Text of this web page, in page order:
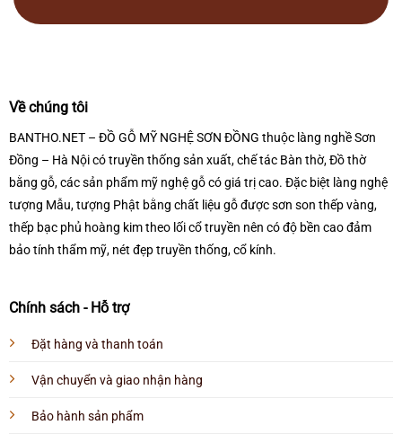
Về chúng tôi
BANTHO.NET – ĐỒ GỖ MỸ NGHỆ SƠN ĐỒNG thuộc làng nghề Sơn
Đồng – Hà Nội có truyền thống sản xuất, chế tác Bàn thờ, Đồ thờ
bằng gỗ, các sản phẩm mỹ nghệ gỗ có giá trị cao. Đặc biệt làng nghệ
tượng Mẫu, tượng Phật bằng chất liệu gỗ được sơn son thếp vàng,
thếp bạc phủ hoàng kim theo lối cổ truyền nên có độ bền cao đảm
bảo tính thẩm mỹ, nét đẹp truyền thống, cổ kính.
Chính sách - Hỗ trợ
Đặt hàng và thanh toán
Vận chuyển và giao nhận hàng
Bảo hành sản phẩm